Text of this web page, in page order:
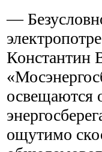
—
Константин
ощутимо